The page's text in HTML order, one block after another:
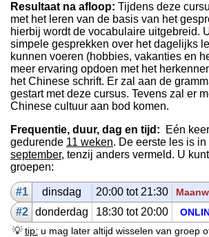
Resultaat na afloop: Tijdens deze
met het leren van de basis van het
hierbij wordt de vocabulaire uitgebreid.
simpele gesprekken over het dagelijks
kunnen voeren (hobbies, vakanties en
meer ervaring opdoen met het
het Chinese schrift. Er zal aan de
gestart met deze cursus. Tevens zal er
Chinese cultuur aan bod komen.
Frequentie, duur, dag en tijd: Eén
gedurende 11 weken. De eerste les is
september, tenzij anders vermeld. U
groepen:
#1 dins­dag 20:00 tot 21:30
#2 don­der­dag 18:30 tot 20:00
💡tip: u mag later altijd wisselen van groep